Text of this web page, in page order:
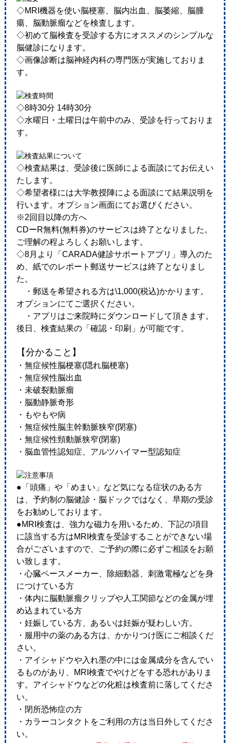
◇MRI機器を使い脳梗塞、脳内出血、脳萎縮、脳腫
瘍、脳動脈瘤などを検査します。
◇初めて脳検査を受診する方にオススメのシンプルな
脳健診になります。
◇画像診断は脳神経内科の専門医が実施しておりま
す。
◇8時30分 14時30分
◇水曜日・土曜日は午前中のみ、受診を行っておりま
す。
◇検査結果は、受診後に医師による面談にてお伝えい
たします。
◇希望者様には大学教授陣による面談にて結果説明を
行います。オプション画面にてお選びください。
※2回目以降の方へ
CDーR無料(無料券)のサービスは終了となりました。
ご理解の程よろしくお願いします。
◇8月より「CARADA健診サポートアプリ」導入のた
め、紙でのレポート郵送サービスは終了となりまし
た。
・郵送を希望される方は\1,000(税込)かかります。
オプションにてご選択ください。
・アプリはご来院時にダウンロードして頂きます。
後日、検査結果の「確認・印刷」が可能です。
【分かること】
・無症候性脳梗塞(隠れ脳梗塞)
・無症候性脳出血
・未破裂動脈瘤
・脳動静脈奇形
・もやもや病
・無症候性脳主幹動脈狭窄(閉塞)
・無症候性頸動脈狭窄(閉塞)
・脳血管性認知症、アルツハイマー型認知症
●「頭痛」や「めまい」など気になる症状のある方
は、予約制の脳健診・脳ドックではなく、早期の受診
をお勧めしております。
●MRI検査は、強力な磁力を用いるため、下記の項目
に該当する方はMRI検査を受診することができない場
合がございますので、ご予約の際に必ずご相談をお願
い致します。
・心臓ペースメーカー、除細動器、刺激電極などを身
につけている方
・体内に脳動脈瘤クリップや人工関節などの金属が埋
め込まれている方
・妊娠している方、あるいは妊娠が疑わしい方。
・服用中の薬のある方は、かかりつけ医にご相談くだ
さい。
・アイシャドウや入れ墨の中には金属成分を含んでい
るものがあり、MRI検査でやけどをする恐れがありま
す。アイシャドウなどの化粧は検査前に落してくださ
い。
・閉所恐怖症の方
・カラーコンタクトをご利用の方は当日外してくださ
い。